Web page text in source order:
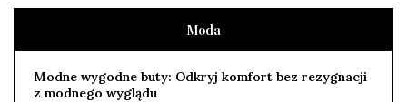
Moda
Modne wygodne buty: Odkryj komfort bez rezygnacji
z modnego wyglądu